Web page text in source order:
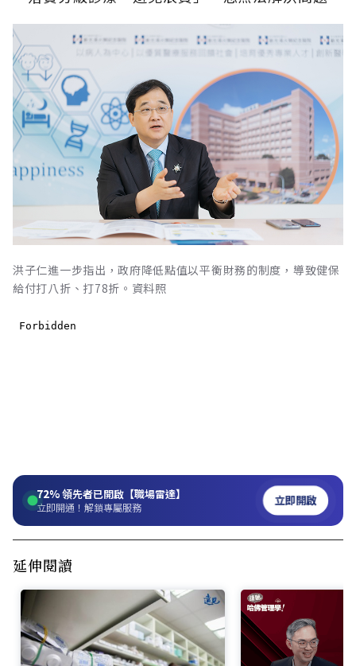
洪子仁進一步指出，政府降低點值以平衡財務的制度，導致健保
給付打八折、打78折。資料照
72%領先者已開啟【職場雷達】
立即開通！解鎖專屬服務 立即開啟
延伸閱讀